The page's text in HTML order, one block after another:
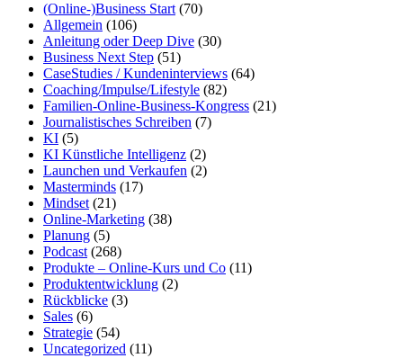
(Online-)Business Start (70)
Allgemein (106)
Anleitung oder Deep Dive (30)
Business Next Step (51)
CaseStudies / Kundeninterviews (64)
Coaching/Impulse/Lifestyle (82)
Familien-Online-Business-Kongress (21)
Journalistisches Schreiben (7)
KI (5)
KI Künstliche Intelligenz (2)
Launchen und Verkaufen (2)
Masterminds (17)
Mindset (21)
Online-Marketing (38)
Planung (5)
Podcast (268)
Produkte – Online-Kurs und Co (11)
Produktentwicklung (2)
Rückblicke (3)
Sales (6)
Strategie (54)
Uncategorized (11)